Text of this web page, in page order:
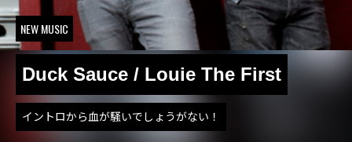
NEW MUSIC
Duck Sauce / Louie The First
イントロから血が騒いでしょうがない！